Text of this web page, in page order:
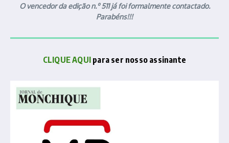
O vencedor da edição n.º 511 já foi formalmente contactado.
Parabéns!!!
CLIQUE AQUI para ser nosso assinante